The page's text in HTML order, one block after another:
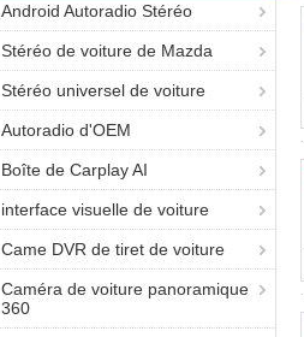
Android Autoradio Stéréo
Stéréo de voiture de Mazda
Stéréo universel de voiture
Autoradio d'OEM
Boîte de Carplay AI
interface visuelle de voiture
Came DVR de tiret de voiture
Caméra de voiture panoramique
360